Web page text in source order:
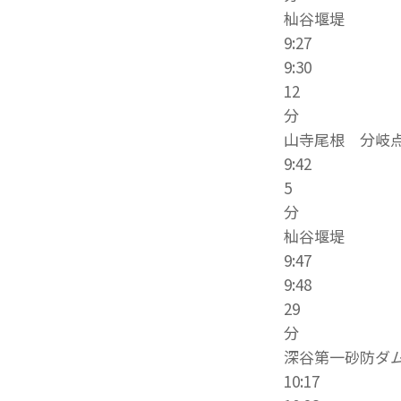
杣谷堰堤
9:27
9:30
12
分
山寺尾根 分岐
9:42
5
分
杣谷堰堤
9:47
9:48
29
分
深谷第一砂防ダ
10:17